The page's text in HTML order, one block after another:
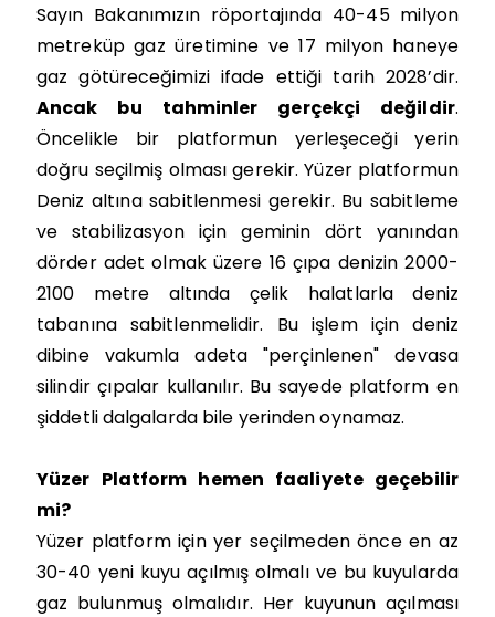
Sayın Bakanımızın röportajında 40-45 milyon
metreküp gaz üretimine ve 17 milyon haneye
gaz götüreceğimizi ifade ettiği tarih 2028’dir.
Ancak bu tahminler gerçekçi değildir.
Öncelikle bir platformun yerleşeceği yerin
doğru seçilmiş olması gerekir. Yüzer platformun
Deniz altına sabitlenmesi gerekir. Bu sabitleme
ve stabilizasyon için geminin dört yanından
dörder adet olmak üzere 16 çıpa denizin 2000-
2100 metre altında çelik halatlarla deniz
tabanına sabitlenmelidir. Bu işlem için deniz
dibine vakumla adeta "perçinlenen" devasa
silindir çıpalar kullanılır. Bu sayede platform en
şiddetli dalgalarda bile yerinden oynamaz.
Yüzer Platform hemen faaliyete geçebilir
mi?
Yüzer platform için yer seçilmeden önce en az
30-40 yeni kuyu açılmış olmalı ve bu kuyularda
gaz bulunmuş olmalıdır. Her kuyunun açılması